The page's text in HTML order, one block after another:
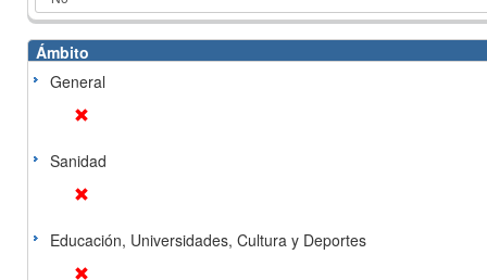
Ámbito
General
Sanidad
Educación, Universidades, Cultura y Deportes